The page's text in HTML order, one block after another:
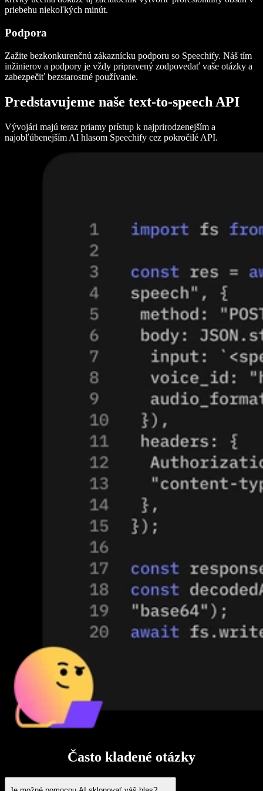
priebehu niekoľkých minút.
Podpora
Zažite bezkonkurenčnú zákaznícku podporu so Speechify. Náš tím
inžinierov a podpory je vždy pripravený zodpovedať vaše otázky a
zabezpečiť bezstarostné používanie.
Predstavujeme naše text-to-speech API
Vývojári majú teraz priamy prístup k najprirodzenejším a
najobľúbenejším AI hlasom Speechify cez pokročilé API.
Často kladené otázky